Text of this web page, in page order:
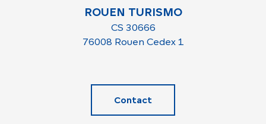
ROUEN TURISMO
CS 30666
76008 Rouen Cedex 1
Contact